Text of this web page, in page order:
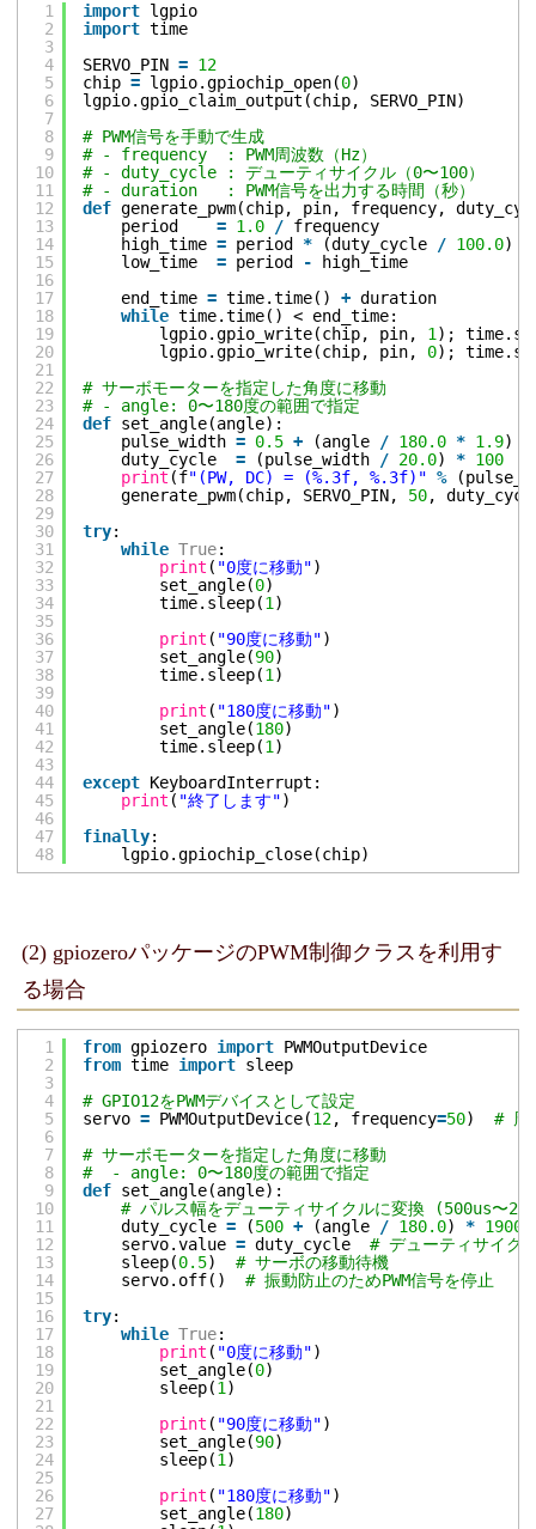
1
2
3
4
5
6
7
8
9
10
11
12
13
14
15
16
17
18
19
20
21
22
23
24
25
26
27
28
29
30
31
32
33
34
35
36
37
38
39
40
41
42
43
44
45
46
47
48
import lgpio
import time
SERVO_PIN = 12
chip = lgpio.gpiochip_open(0)
lgpio.gpio_claim_output(chip, SERVO_PIN)
# PWM信号を手動で生成
# - frequency  : PWM周波数（Hz）
# - duty_cycle : デューティサイクル（0〜100）
# - duration   : PWM信号を出力する時間（秒）
def generate_pwm(chip, pin, frequency,
period = 1.0 / frequency
high_time = period * (duty_cycle / 100.0)
low_time = period - high_time
end_time = time.time() + duration
while time.time() < end_time:
lgpio.gpio_write(chip, pin, 1 );
lgpio.gpio_write(chip, pin, 0);
# サーボモーターを指定した角度に移動
# - angle: 0〜180度の範囲で指定
def set_angle(angle):
pulse_width = 0.5 + (angle / 180.0 * 1.9)
duty_cycle = (pulse_width / 20.0) * 100
print (f"(PW, DC) = (%.3f, %.3f)" %
generate_pwm(chip, SERVO_PIN, 50,
try:
while True:
print ( "0度に移動")
set_angle(0)
time.sleep(1 )
print ( "90度に移動")
set_angle(90)
time.sleep(1 )
print ( "180度に移動")
set_angle(180)
time.sleep(1 )
except KeyboardInterrupt:
print ( "終了します")
finally:
lgpio.gpiochip_close(chip)
(2) gpiozeroパッケージのPWM制御クラスを利用す
る場合
1
2
3
4
5
6
7
8
9
10
11
12
13
14
15
16
17
18
19
20
21
22
23
24
25
26
27
from gpiozero import PWMOutputDevice
from time import sleep
# GPIO12をPWMデバイスとして設定
servo = PWMOutputDevice(12, frequency=50) # 周
# サーボモーターを指定した角度に移動
#  - angle: 0〜180度の範囲で指定
def set_angle(angle):
# パルス幅をデューティサイクルに変換 (500us〜
duty_cycle = (500 + (angle / 180.0) * 1900
servo.value = duty_cycle # デューティサイク
sleep(0.5) # サーボの移動待機
servo.off() # 振動防止のためPWM信号を停止
try:
while True:
print ( "0度に移動")
set_angle(0)
sleep(1 )
print ( "90度に移動")
set_angle(90)
sleep(1 )
print ( "180度に移動")
set_angle(180)